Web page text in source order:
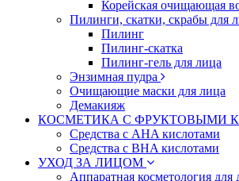
Корейская очищающая
Пилинги, скатки, скрабы для
Пилинг
Пилинг-скатка
Пилинг-гель для лица
Энзимная пудра
Очищающие маски для лица
Демакияж
КОСМЕТИКА С ФРУКТОВЫМИ
Средства с AHA кислотами
Средства с BHA кислотами
УХОД ЗА ЛИЦОМ
Аппаратная косметология